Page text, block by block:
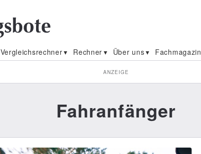
Vergleichsrechner Rechner Über uns Fachmagazin
ANZEIGE
Fahranfänger